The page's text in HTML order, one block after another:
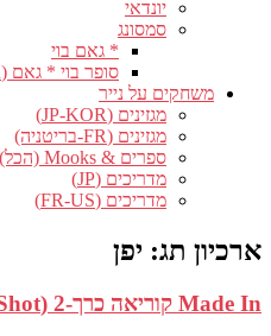
יונדאי
סמסונג
* גאם בוי
סופר בוי * גאם (KR)
משחקים על נייר
מגזינים (JP-KOR)
מגזינים (FR-בריטניה)
ספרים & Mooks (הכל)
מדריכים (JP)
מדריכים (FR-US)
ארכיון תג: יפן
Made In קוריאה כרך-2 (QuackShot כיכוב דונלד דאק)